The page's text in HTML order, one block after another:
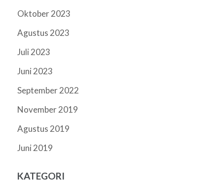
Oktober 2023
Agustus 2023
Juli 2023
Juni 2023
September 2022
November 2019
Agustus 2019
Juni 2019
KATEGORI